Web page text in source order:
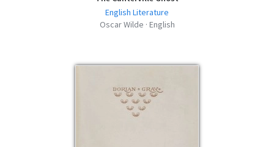
English Literature
Oscar Wilde · English